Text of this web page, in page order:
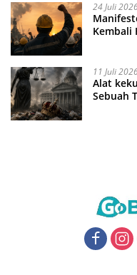
24 Juli
Kembali
11 Juli
Alat
Sebuah